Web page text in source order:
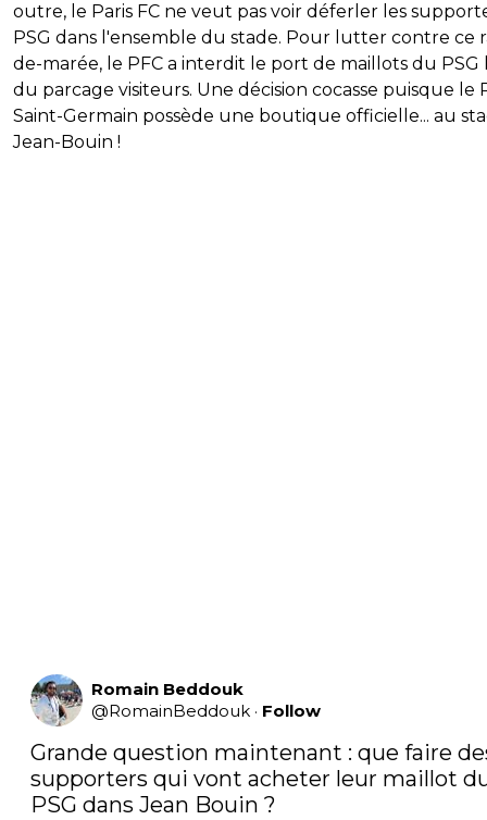
outre, le Paris FC ne veut pas voir déferler les
PSG dans l'ensemble du stade. Pour lutter contre ce
de-marée, le PFC a interdit le port de maillots du PSG
du parcage visiteurs. Une décision cocasse puisque le
Saint-Germain possède une boutique officielle... au
Jean-Bouin !
Romain Beddouk
@RomainBeddouk · Follow
Grande question maintenant : que faire
supporters qui vont acheter leur maillot
PSG dans Jean Bouin ?